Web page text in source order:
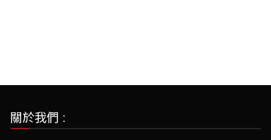
關於我們 :